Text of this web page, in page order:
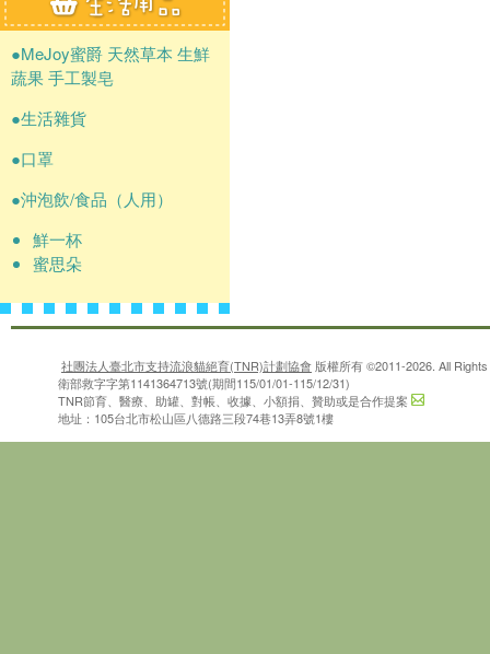
●MeJoy蜜爵 天然草本 生鮮
蔬果 手工製皂
●生活雜貨
●口罩
●沖泡飲/食品（人用）
鮮一杯
蜜思朵
社團法人臺北市支持流浪貓絕育(TNR)計劃協會 版權所有 ©2011-2026. All
衛部救字字第1141364713號(期間115/01/01-115/12/31)
TNR節育、醫療、助罐、對帳、收據、小額捐、贊助或是合作提案
地址：105台北市松山區八德路三段74巷13弄8號1樓